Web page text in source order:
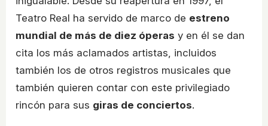
Teatro Real ha servido de marco de estreno
mundial de más de diez óperas y en él se dan
cita los más aclamados artistas, incluidos
también los de otros registros musicales que
también quieren contar con este privilegiado
rincón para sus giras de conciertos.